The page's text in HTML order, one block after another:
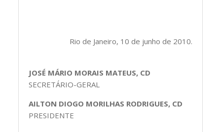
Rio de Janeiro, 10 de junho de 2010.
JOSÉ MÁRIO MORAIS MATEUS, CD
SECRETÁRIO-GERAL
AILTON DIOGO MORILHAS RODRIGUES, CD
PRESIDENTE